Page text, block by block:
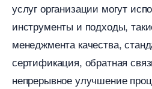
услуг организации могут
инструменты и подходы,
менеджмента качества,
сертификация, обратная
непрерывное улучшение